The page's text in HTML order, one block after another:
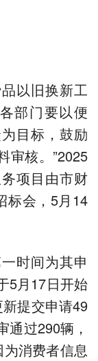
以旧换新工
部门要以便
目标，鼓励
审核。”2025
项目由市财
标会，5月14
时间为其申
5月17日开始
提交申请49
通过290辆，
消费者信息